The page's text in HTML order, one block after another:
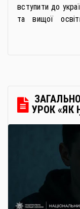
вступити до
та вищої
дистанційне
передбачає:
УРОК «ЯК